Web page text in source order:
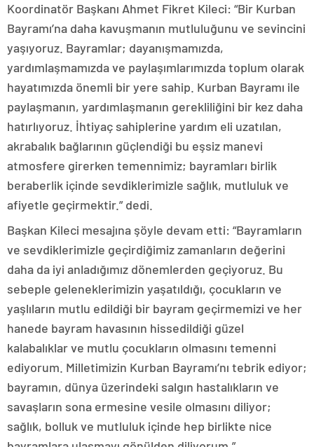
Koordinatör Başkanı Ahmet Fikret Kileci: “Bir Kurban
Bayramı’na daha kavuşmanın mutluluğunu ve sevincini
yaşıyoruz. Bayramlar; dayanışmamızda,
yardımlaşmamızda ve paylaşımlarımızda toplum olarak
hayatımızda önemli bir yere sahip. Kurban Bayramı ile
paylaşmanın, yardımlaşmanın gerekliliğini bir kez daha
hatırlıyoruz. İhtiyaç sahiplerine yardım eli uzatılan,
akrabalık bağlarının güçlendiği bu eşsiz manevi
atmosfere girerken temennimiz; bayramları birlik
beraberlik içinde sevdiklerimizle sağlık, mutluluk ve
afiyetle geçirmektir.” dedi.
Başkan Kileci mesajına şöyle devam etti: “Bayramların
ve sevdiklerimizle geçirdiğimiz zamanların değerini
daha da iyi anladığımız dönemlerden geçiyoruz. Bu
sebeple geleneklerimizin yaşatıldığı, çocukların ve
yaşlıların mutlu edildiği bir bayram geçirmemizi ve her
hanede bayram havasının hissedildiği güzel
kalabalıklar ve mutlu çocukların olmasını temenni
ediyorum. Milletimizin Kurban Bayramı’nı tebrik ediyor;
bayramın, dünya üzerindeki salgın hastalıkların ve
savaşların sona ermesine vesile olmasını diliyor;
sağlık, bolluk ve mutluluk içinde hep birlikte nice